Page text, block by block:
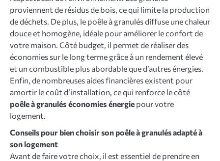
proviennent de résidus de bois, ce qui limite la production
de déchets. De plus, le poêle à granulés diffuse une chaleur
douce et homogène, idéale pour améliorer le confort de
votre maison. Côté budget, il permet de réaliser des
économies sur le long terme grâce à un rendement élevé
et un combustible plus abordable que d’autres énergies.
Enfin, de nombreuses aides financières existent pour
amortir le coût d’installation, ce qui renforce le côté
poêle à granulés économies énergie pour votre
logement.
Conseils pour bien choisir son poêle à granulés adapté à
son logement
Avant de faire votre choix, il est essentiel de prendre en